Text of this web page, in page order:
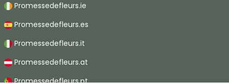
Promessedefleurs.ie
Promessedefleurs.es
Promessedefleurs.it
Promessedefleurs.at
Promessedefleurs.pt